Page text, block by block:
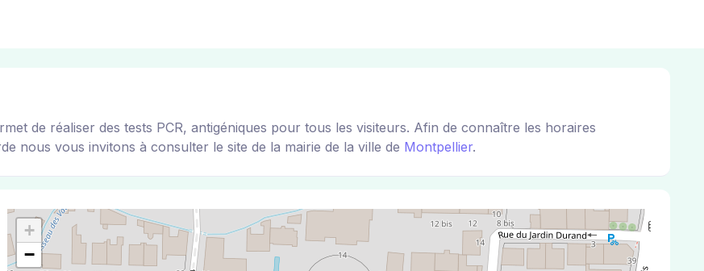
de réaliser des tests PCR, antigéniques pour tous les visiteurs. Afin de connaître les horaires
nous vous invitons à consulter le site de la mairie de la ville de Montpellier.
+
−